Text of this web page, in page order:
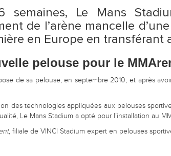
semaines, Le Mans
de l’arène mancelle
en Europe en transférant
pelouse pour le
de sa pelouse, en septembre 2010, et après
des technologies appliquées aux pelouses
Le Mans Stadium a opté pour l’installation au
, filiale de VINCI Stadium expert en pelouses